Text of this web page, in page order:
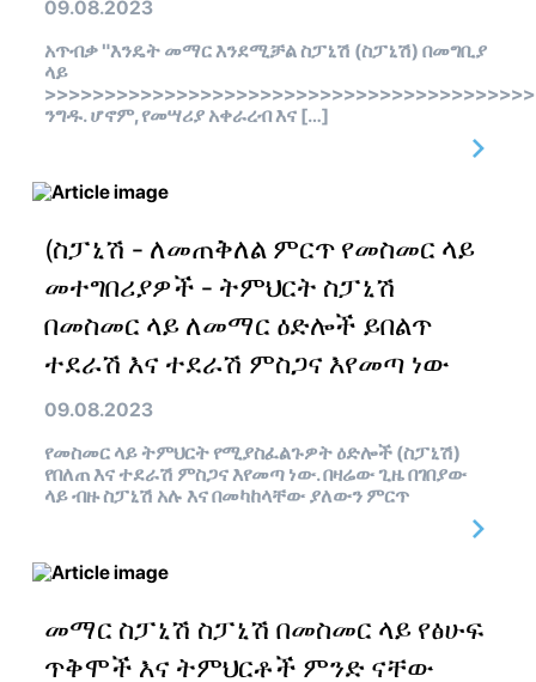
09.08.2023
አጥብቃ "እንዴት መማር እንደሚቻል ስፓኒሽ (ስፓኒሽ) በመግቢያ
ላይ
ንግዱ. ሆኖም, የመሣሪያ አቀራረብ እና […]
(ስፓኒሽ - ለመጠቅለል ምርጥ የመስመር ላይ
መተግበሪያዎች - ትምህርት ስፓኒሽ
በመስመር ላይ ለመማር ዕድሎች ይበልጥ
ተደራሽ እና ተደራሽ ምስጋና እየመጣ ነው
09.08.2023
የመስመር ላይ ትምህርት የሚያስፈልጉዎት ዕድሎች (ስፓኒሽ)
የበለጠ እና ተደራሽ ምስጋና እየመጣ ነው. በዛሬው ጊዜ በገበያው
ላይ ብዙ ስፓኒሽ አሉ እና በመካከላቸው ያለውን ምርጥ
መማር ስፓኒሽ ስፓኒሽ በመስመር ላይ የፅሁፍ
ጥቅሞች እና ትምህርቶች ምንድ ናቸው